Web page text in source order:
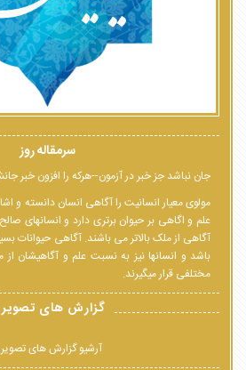
سرمقاله روز
جان نباشد جز خبر در آزمون--هرکه را افزون خبر
مولوی معیار انسانیت را آگاهی انسان دانسته و
علم و اگاهی بر حیوان برتری دارد و انسانهای صالح
آگاهی از ملک بالاتر می باشند. آگاهی حیوانات
باشد و انسانها نیز به نسبت علم و آگاهیشان
مختلفی قرار میگیرند.
گزارش های
آرشیو گزارش های